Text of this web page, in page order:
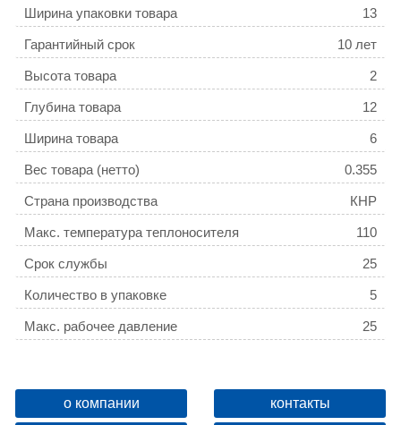
Ширина упаковки товара 13
Гарантийный срок 10 лет
Высота товара 2
Глубина товара 12
Ширина товара 6
Вес товара (нетто) 0.355
Страна производства КНР
Макс. температура теплоносителя 110
Срок службы 25
Количество в упаковке 5
Макс. рабочее давление 25
о компании контакты